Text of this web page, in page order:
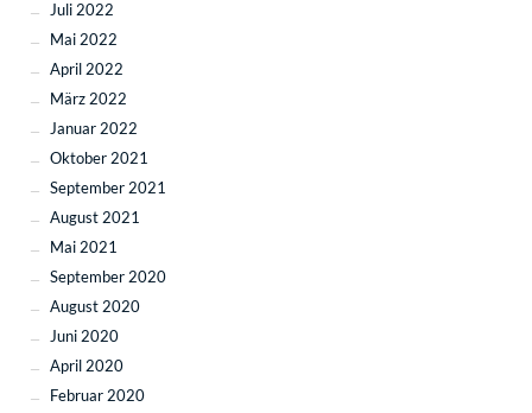
Juli 2022
Mai 2022
April 2022
März 2022
Januar 2022
Oktober 2021
September 2021
August 2021
Mai 2021
September 2020
August 2020
Juni 2020
April 2020
Februar 2020